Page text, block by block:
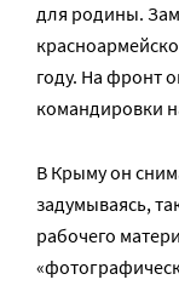
для родины.
году. На фронт
командировки
В Крыму он
задумываясь,
рабочего